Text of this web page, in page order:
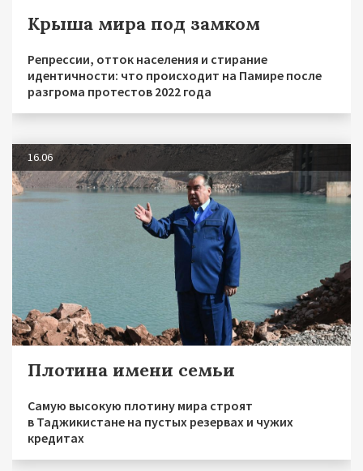
Крыша мира под замком
Репрессии, отток населения и стирание
идентичности: что происходит на Памире после
разгрома протестов 2022 года
16.06
Плотина имени семьи
Самую высокую плотину мира строят
в Таджикистане на пустых резервах и чужих
кредитах